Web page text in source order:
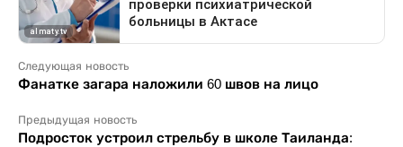
Следующая новость
Фанатке загара наложили 60 швов на лицо
Предыдущая новость
Подросток устроил стрельбу в школе Таиланда: